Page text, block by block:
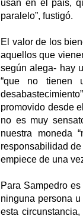
usan en el país,
paralelo”, fustigó.
El valor de los
aquellos que
según alega- hay
“que no tienen
promovido desde
no es muy
nuestra moneda
responsabilidad
empiece de una
Para Sampedro
ninguna persona
esta